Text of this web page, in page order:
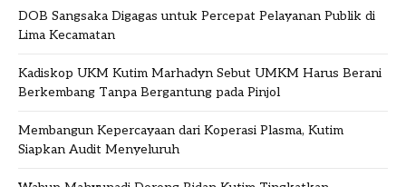
DOB Sangsaka Digagas untuk Percepat Pelayanan Publik di
Lima Kecamatan
Kadiskop UKM Kutim Marhadyn Sebut UMKM Harus Berani
Berkembang Tanpa Bergantung pada Pinjol
Membangun Kepercayaan dari Koperasi Plasma, Kutim
Siapkan Audit Menyeluruh